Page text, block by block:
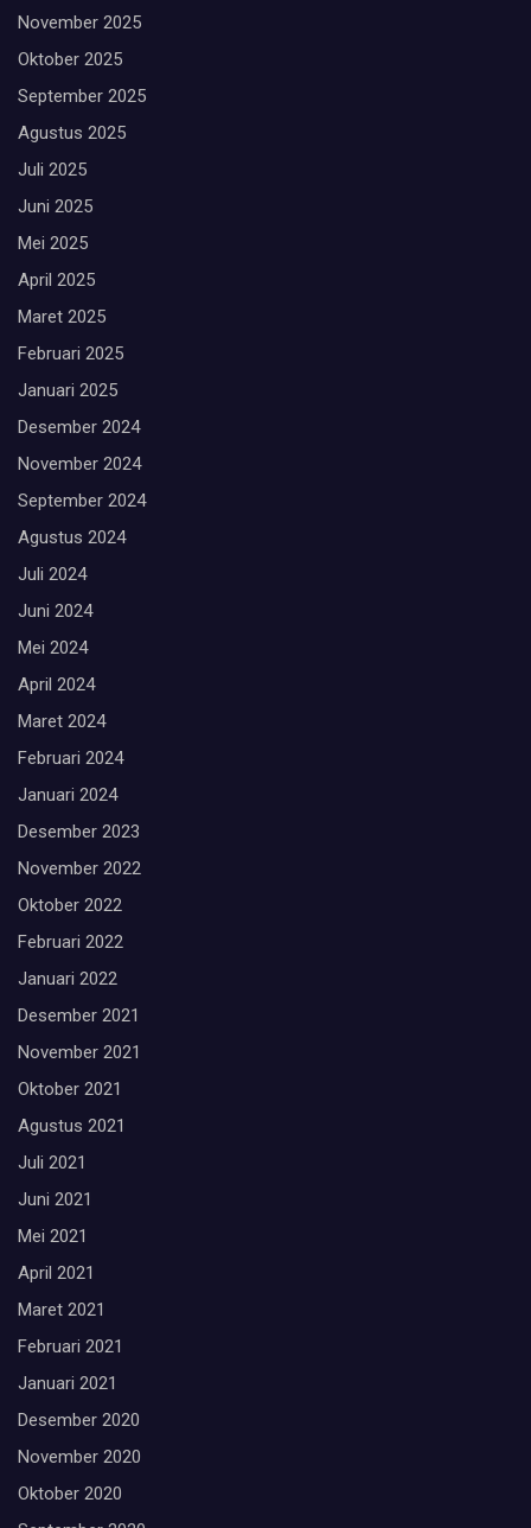
November 2025
Oktober 2025
September 2025
Agustus 2025
Juli 2025
Juni 2025
Mei 2025
April 2025
Maret 2025
Februari 2025
Januari 2025
Desember 2024
November 2024
September 2024
Agustus 2024
Juli 2024
Juni 2024
Mei 2024
April 2024
Maret 2024
Februari 2024
Januari 2024
Desember 2023
November 2022
Oktober 2022
Februari 2022
Januari 2022
Desember 2021
November 2021
Oktober 2021
Agustus 2021
Juli 2021
Juni 2021
Mei 2021
April 2021
Maret 2021
Februari 2021
Januari 2021
Desember 2020
November 2020
Oktober 2020